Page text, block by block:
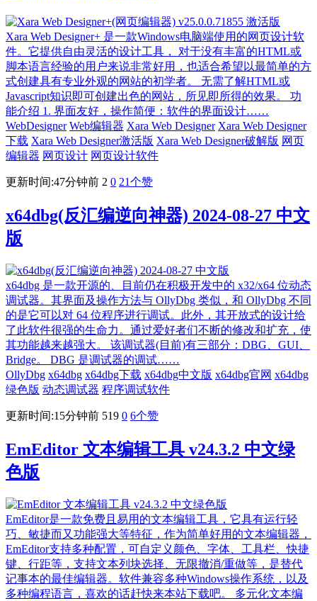
Xara Web Designer+ 是一款Windows电脑端使用的网页设计软
件。它提供自由灵活的设计工具， 对于没有丰富的HTML或
脚本语言经验的用户来说非常好用，也适合希望以最简单的方
式创建具有专业外观的网站的初学者。 无需了解HTML或
Javascript知识即可创建出色的网站，所见即所得的效果。 功
能介绍 1. 界面友好，操作简便：软件的界面设计……
WebDesigner Web编辑器 Xara Web Designer Xara Web Designer
下载 Xara Web Designer激活版 Xara Web Designer破解版 网页
编辑器 网页设计 网页设计软件
更新时间:47分钟前 2 0 21个赞
x64dbg(反汇编逆向神器) 2024-08-27 中文
版
x64dbg 是一款开源的、目前仍在积极开发中的 x32/x64 位动态
调试器。其界面及操作方法与 OllyDbg 类似，和 OllyDbg 不同
的是它可以对 64 位程序进行调试。此外，其开放式的设计给
了此软件很强的生命力。通过爱好者们不断的修改和扩充，使
其功能越来越强大。 该调试器(目前)有三部分：DBG、GUI、
Bridge。 DBG 是调试器的调试……
OllyDbg x64dbg x64dbg下载 x64dbg中文版 x64dbg官网 x64dbg
绿色版 动态调试器 程序调试软件
更新时间:15分钟前 519 0 6个赞
EmEditor 文本编辑工具 v24.3.2 中文绿
色版
EmEditor是一款免费且易用的文本编辑工具，它具有运行轻
巧、敏捷而又功能强大等特征，作为简单好用的文本编辑器，
EmEditor支持多种配置，可自定义颜色、字体、工具栏、快捷
键、行距等，支持文本列块选择、无限撤消/重做等，是替代
记事本的最佳编辑器。软件兼容多种Windows操作系统，以及
多种编程语言，喜欢的话赶快来本站下载吧。 多元化文本编